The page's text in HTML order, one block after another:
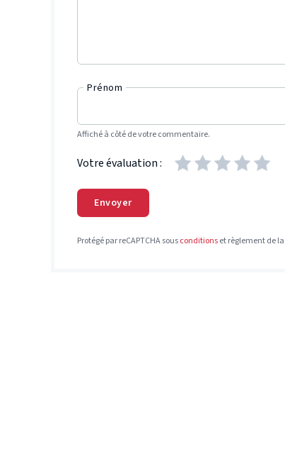
Prénom
Affiché à côté de votre commentaire.
Votre évaluation :
Envoyer
Protégé par reCAPTCHA sousconditionset règlement de la